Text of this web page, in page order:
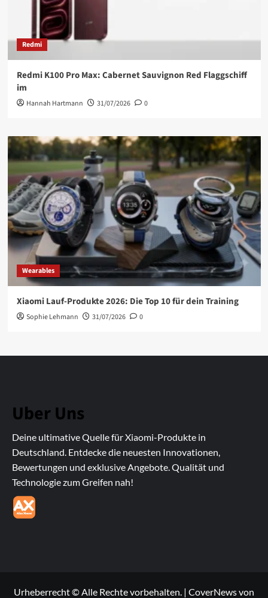
Redmi
Redmi K100 Pro Max: Cabernet Sauvignon Red Flaggschiff
im
Hannah Hartmann 31/07/2026 0
Wearables
Xiaomi Lauf-Produkte 2026: Die Top 10 für dein Training
Sophie Lehmann 31/07/2026 0
Uber Uns
Deine ultimative Quelle für Xiaomi-Produkte in
Deutschland. Entdecke die neuesten Innovationen,
Bewertungen und exklusive Angebote. Qualität und
Technologie zum Greifen nah!
Urheberrecht © Alle Rechte vorbehalten. | CoverNewsvon